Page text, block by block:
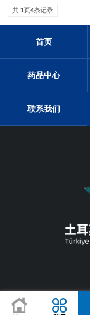
共1页4条记录
首页
药品中心
联系我们